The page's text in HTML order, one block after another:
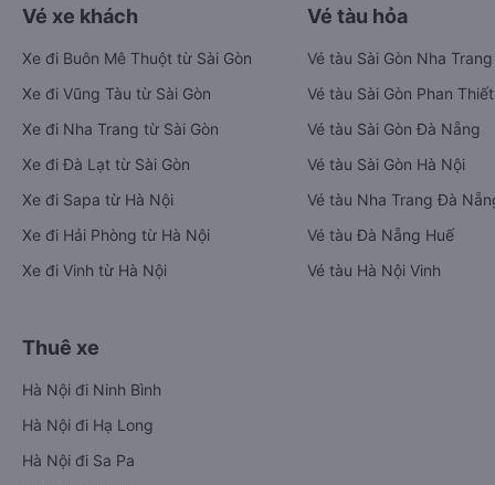
Vé xe khách
Xe đi Buôn Mê Thuột từ Sài Gòn
Xe đi Vũng Tàu từ Sài Gòn
Xe đi Nha Trang từ Sài Gòn
Xe đi Đà Lạt từ Sài Gòn
Xe đi Sapa từ Hà Nội
Xe đi Hải Phòng từ Hà Nội
Xe đi Vinh từ Hà Nội
Vé tàu hỏa
Vé tàu Sài Gòn Nha Trang
Vé tàu Sài Gòn Phan Thiết
Vé tàu Sài Gòn Đà Nẵng
Vé tàu Sài Gòn Hà Nội
Vé tàu Nha Trang Đà
Vé tàu Đà Nẵng Huế
Vé tàu Hà Nội Vinh
Thuê xe
Hà Nội đi Ninh Bình
Hà Nội đi Hạ Long
Hà Nội đi Sa Pa